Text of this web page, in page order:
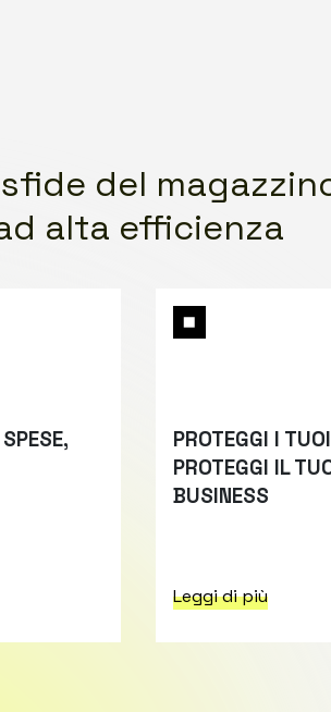
del
alta efficienza
PROTEGGI I
PROTEGGI IL
BUSINESS
Leggi di più